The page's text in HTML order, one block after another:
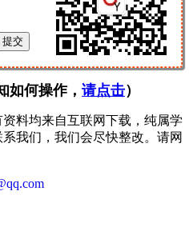
如何操作， 请点击）
料均来自互联网下载，纯属学
我们，我们会尽快整改。请网